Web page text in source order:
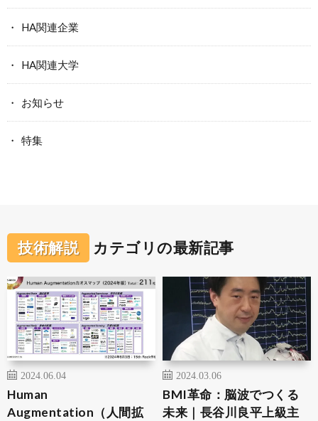
HA関連企業
HA関連大学
お知らせ
特集
技術解説 カテゴリの最新記事
2024.06.04
Human
Augmentation（人間拡
2024.03.06
BMI革命：脳波でつくる
未来｜長谷川良平上級主